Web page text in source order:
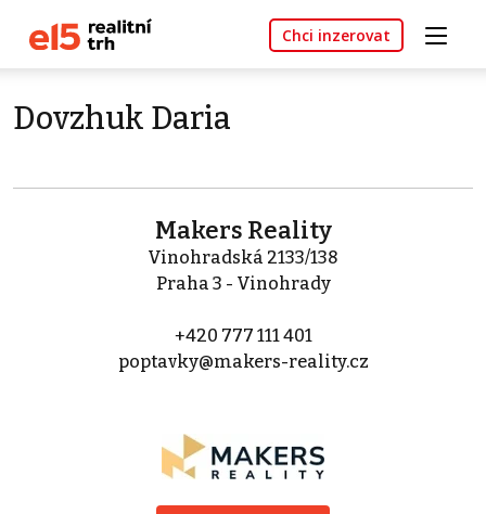
Chci inzerovat
Dovzhuk Daria
Makers Reality
Vinohradská 2133/138
Praha 3 - Vinohrady
+420 777 111 401
poptavky@makers-reality.cz